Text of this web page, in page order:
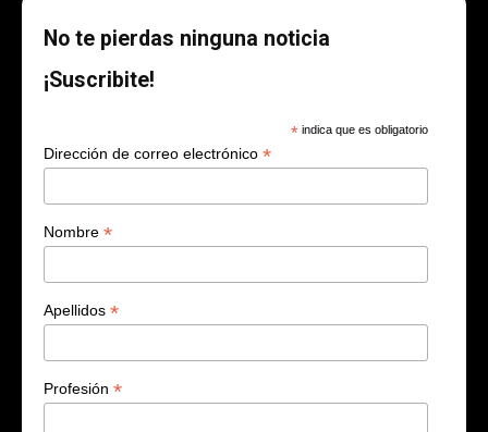
No te pierdas ninguna noticia
¡Suscribite!
* indica que es obligatorio
Dirección de correo electrónico *
Nombre *
Apellidos *
Profesión *